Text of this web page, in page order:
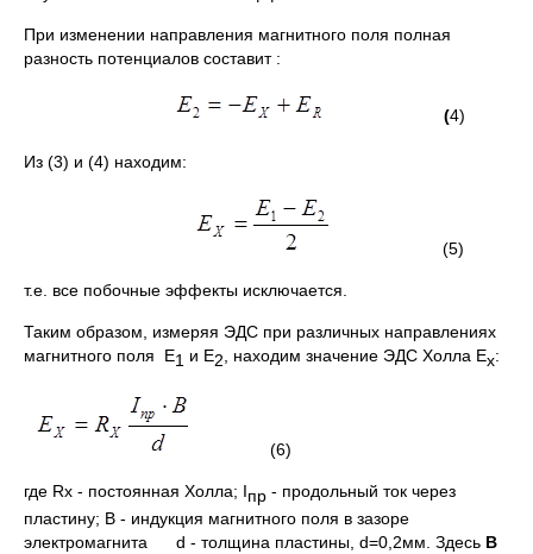
При изменении направления магнитного поля полная
разность потенциалов составит :
(4)
Из (3) и (4) находим:
(5)
т.е. все побочные эффекты исключается.
Таким образом, измеряя ЭДС при различных направлениях
магнитного поля Е1 и Е2 , находим значение ЭДС Холла Ех:
(6)
где Rx - постоянная Холла; Iпр - продольный ток через
пластину; В - индукция магнитного поля в зазоре
электромагнита d - толщина пластины, d=0,2мм. Здесь В